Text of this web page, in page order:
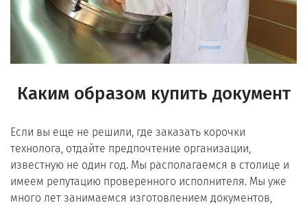
Каким образом купить документ
Если вы еще не решили, где заказать корочки
технолога, отдайте предпочтение организации,
известную не один год. Мы располагаемся в столице и
имеем репутацию проверенного исполнителя. Мы уже
много лет занимаемся изготовлением документов,